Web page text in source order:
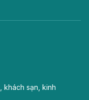
khách sạn, kinh